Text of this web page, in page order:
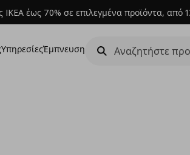
IKEA έως 70% σε επιλεγμένα προϊόντα, από
ΥπηρεσίεςΈμπνευση